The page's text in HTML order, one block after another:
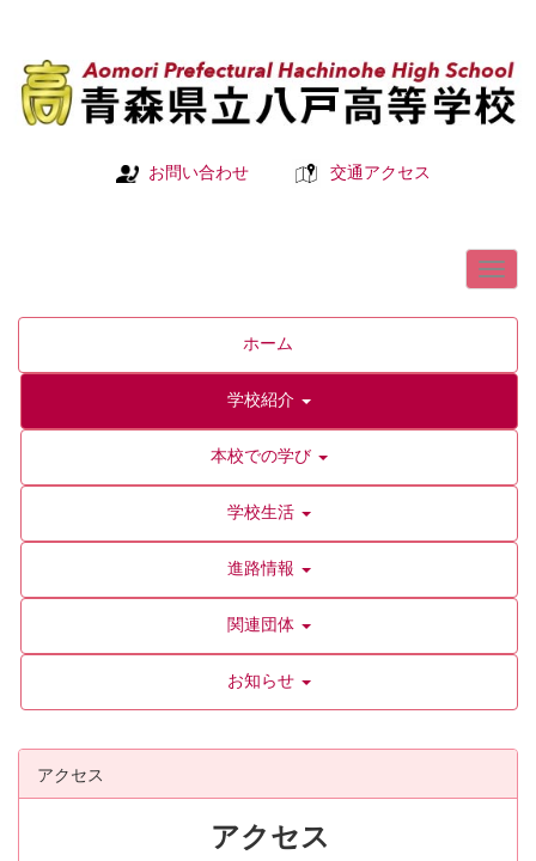
お問い合わせ 交通アクセス
ホーム
学校紹介
本校での学び
学校生活
進路情報
関連団体
お知らせ
アクセス
アクセス